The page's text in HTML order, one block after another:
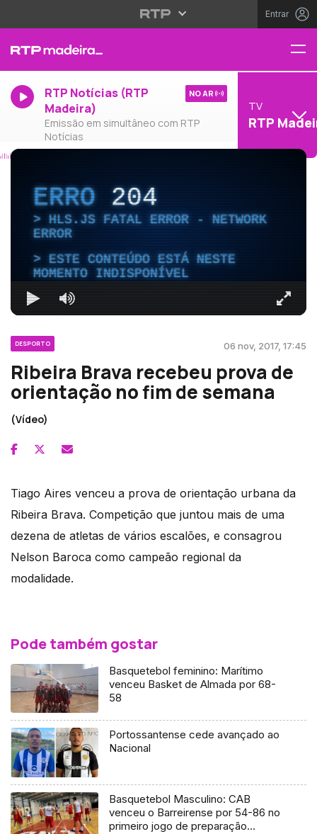
Entrar
RTP Notícias (RTP
Madeira)
Emissão em simultâneo com RTP
Notícias
NO AR
TV
RTP
ERRO204
HLS.JS FATAL ERROR - NETWORK
ERROR
ESTE CONTEÚDO ESTÁ NESTE
MOMENTO INDISPONÍVEL
DESPORTO 06 nov, 2017, 17:45
Ribeira Brava recebeu prova de
orientação no fim de semana
(Vídeo)
Tiago Aires venceu a prova de orientação urbana da
Ribeira Brava. Competição que juntou mais de uma
dezena de atletas de vários escalões, e consagrou
Nelson Baroca como campeão regional da
modalidade.
Pode também gostar
Basquetebol feminino: Marítimo
venceu Basket de Almada por 68-
58
Portossantense cede avançado ao
Nacional
Basquetebol Masculino: CAB
venceu o Barreirense por 54-86 no
primeiro jogo de preparação